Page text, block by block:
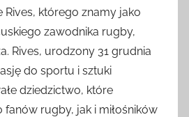
Rives, którego znamy jako
zawodnika rugby,
Rives, urodzony 31 grudnia
do sportu i sztuki
dziedzictwo, które
rugby, jak i miłośników